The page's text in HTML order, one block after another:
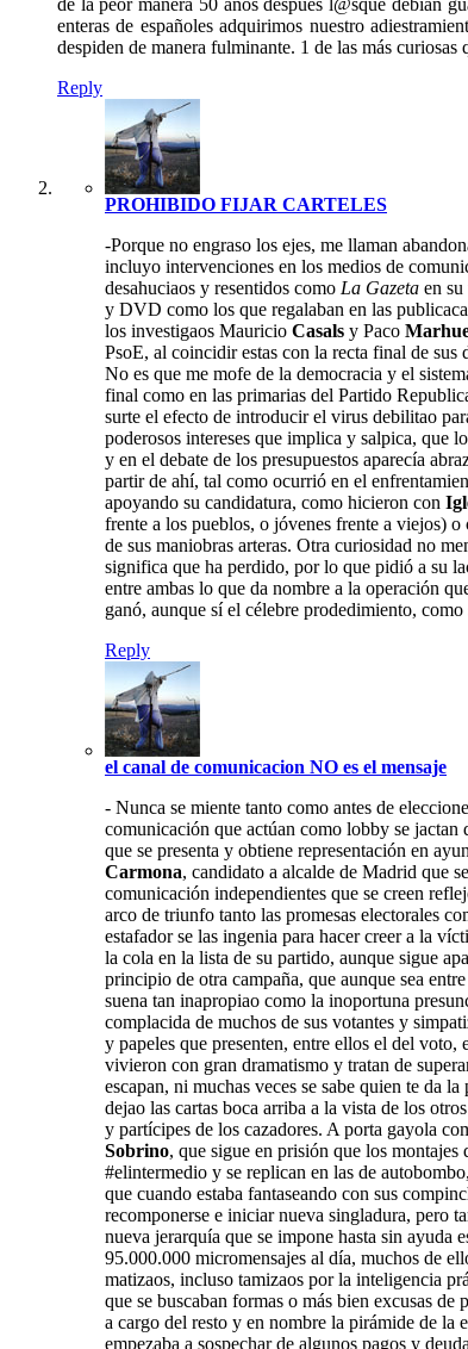
enteras de españoles adquirimos nuestro
despiden de manera fulminante. 1 de las más
Reply
PROHIBIDO FIJAR CARTELES
-Porque no engraso los ejes, me llaman
incluyo intervenciones en los medios de
desahuciaos y resentidos como La Gazeta en
y DVD como los que regalaban en las
los investigaos Mauricio Casals y Paco
PsoE, al coincidir estas con la recta final de
No es que me mofe de la democracia y el
final como en las primarias del Partido
surte el efecto de introducir el virus debilitao
poderosos intereses que implica y salpica, que
y en el debate de los presupuestos aparecía
partir de ahí, tal como ocurrió en el
apoyando su candidatura, como hicieron con
frente a los pueblos, o jóvenes frente a viejos)
de sus maniobras arteras. Otra curiosidad no
significa que ha perdido, por lo que pidió a su
entre ambas lo que da nombre a la operación
ganó, aunque sí el célebre prodedimiento,
Reply
el canal de comunicacion NO es el mensaje
- Nunca se miente tanto como antes de
comunicación que actúan como lobby se
que se presenta y obtiene representación en
Carmona, candidato a alcalde de Madrid que
comunicación independientes que se creen
arco de triunfo tanto las promesas electorales
estafador se las ingenia para hacer creer a la
la cola en la lista de su partido, aunque sigue
principio de otra campaña, que aunque sea
suena tan inapropiao como la inoportuna
complacida de muchos de sus votantes y
y papeles que presenten, entre ellos el del voto,
vivieron con gran dramatismo y tratan de
escapan, ni muchas veces se sabe quien te da
dejao las cartas boca arriba a la vista de los
y partícipes de los cazadores. A porta gayola
Sobrino, que sigue en prisión que los montajes
#elintermedio y se replican en las de
que cuando estaba fantaseando con sus
recomponerse e iniciar nueva singladura, pero
nueva jerarquía que se impone hasta sin ayuda
95.000.000 micromensajes al día, muchos de
matizaos, incluso tamizaos por la inteligencia
que se buscaban formas o más bien excusas de
a cargo del resto y en nombre la pirámide de la
empezaba a sospechar de algunos pagos y